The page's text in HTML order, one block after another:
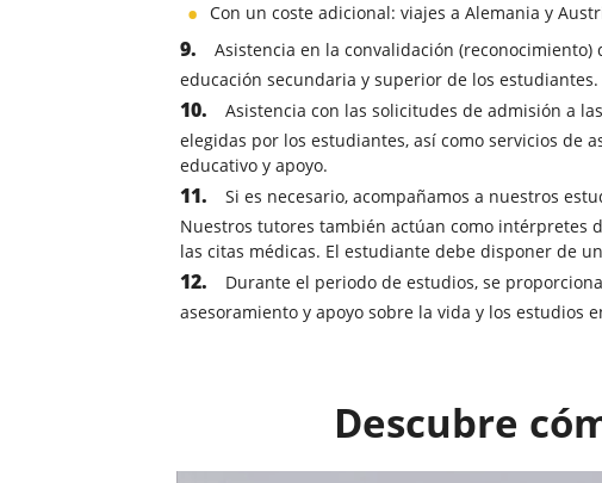
Con un coste adicional: viajes a Alemania y
Asistencia en la convalidación (reconocimiento)
educación secundaria y superior de los estudiantes.
Asistencia con las solicitudes de admisión a
elegidas por los estudiantes, así como servicios de
educativo y apoyo.
Si es necesario, acompañamos a nuestros
Nuestros tutores también actúan como intérpretes
las citas médicas. El estudiante debe disponer de
Durante el periodo de estudios, se
asesoramiento y apoyo sobre la vida y los estudios
Descubre